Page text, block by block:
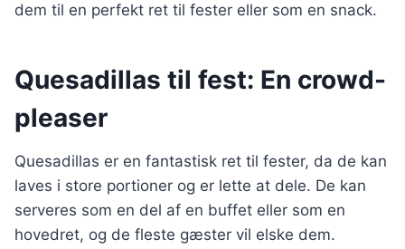
dem til en perfekt ret til fester eller som en snack.
Quesadillas til fest: En crowd-
pleaser
Quesadillas er en fantastisk ret til fester, da de kan
laves i store portioner og er lette at dele. De kan
serveres som en del af en buffet eller som en
hovedret, og de fleste gæster vil elske dem.